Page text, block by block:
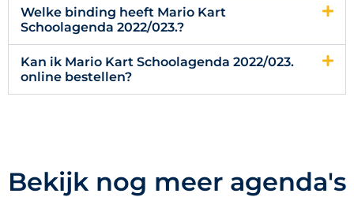
Welke binding heeft Mario Kart
Schoolagenda 2022/023.?
Kan ik Mario Kart Schoolagenda 2022/023.
online bestellen?
Bekijk nog meer agenda's